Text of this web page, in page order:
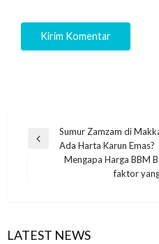
Navigasi
Previous
Sumur Zamzam di
Ada Harta Karun Emas?
Mengapa Harga BBM
faktor
LATEST NEWS